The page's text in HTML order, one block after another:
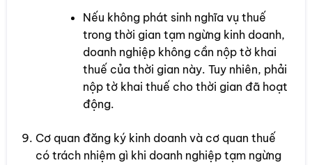
Nếu không phát sinh nghĩa vụ thuế
trong thời gian tạm ngừng kinh doanh,
doanh nghiệp không cần nộp tờ khai
thuế của thời gian này. Tuy nhiên, phải
nộp tờ khai thuế cho thời gian đã hoạt
động.
Cơ quan đăng ký kinh doanh và cơ quan thuế
có trách nhiệm gì khi doanh nghiệp tạm ngừng